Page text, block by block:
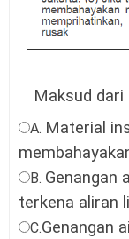
Maksud dari
A. Material
B. Genangan
terkena aliran
C.Genangan